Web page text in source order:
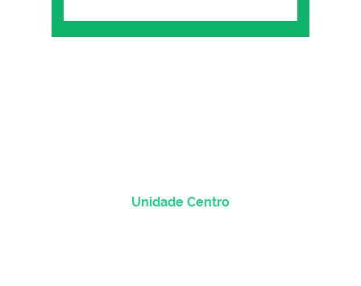
Unidade Centro